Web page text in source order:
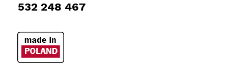
532 248 467